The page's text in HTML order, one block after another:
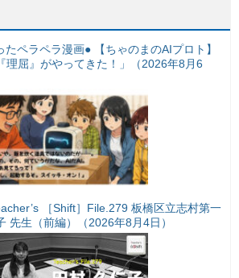
たペラペラ漫画● 【ちゃのまのAIプロト】
理屈』がやってきた！」（2026年8月6
［Shift］File.279 板橋区立志村第一
先生（前編）（2026年8月4日）